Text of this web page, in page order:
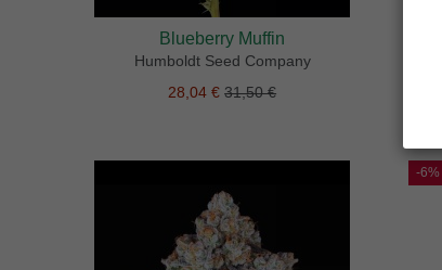
Blueberry Muffin
Humboldt Seed Company
28,04 €31,50 €
-6%